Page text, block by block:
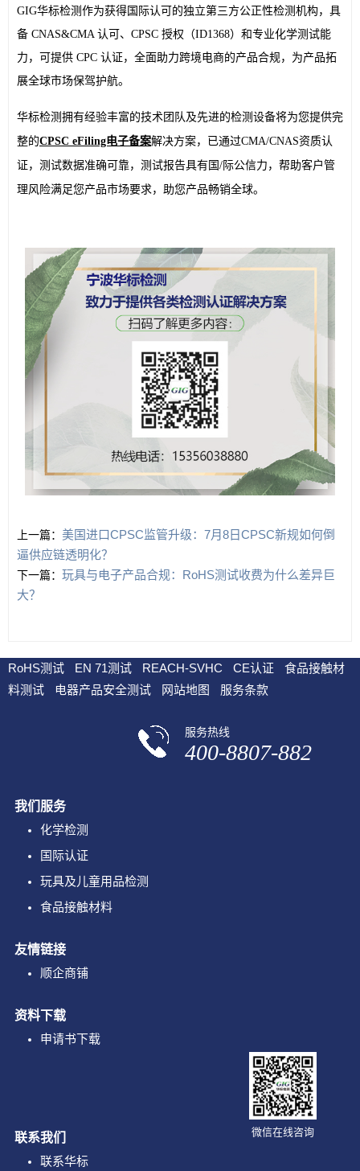
GIG华标检测作为获得国际认可的独立第三方公正性检测机构，具
备 CNAS&CMA 认可、CPSC 授权（ID1368）和专业化学测试能
力，可提供 CPC 认证，全面助力跨境电商的产品合规，为产品拓
展全球市场保驾护航。
华标检测拥有经验丰富的技术团队及先进的检测设备将为您提供完
整的CPSC eFiling电子备案解决方案，已通过CMA/CNAS资质认
证，测试数据准确可靠，测试报告具有国/际公信力，帮助客户管
理风险满足您产品市场要求，助您产品畅销全球。
上一篇： 美国进口CPSC监管升级：7月8日CPSC新规如何倒
逼供应链透明化？
下一篇： 玩具与电子产品合规：RoHS测试收费为什么差异巨
大？
RoHS测试 EN 71测试 REACH-SVHC CE认证
食品接触材
料测试
电器产品安全测试 网站地图 服务条款
服务热线
400-8807-882
我们服务
化学检测
国际认证
玩具及儿童用品检测
食品接触材料
友情链接
顺企商铺
资料下载
申请书下载
微信在线咨询
联系我们
联系华标